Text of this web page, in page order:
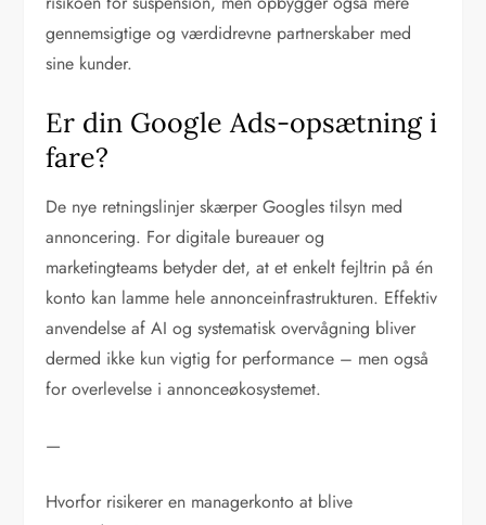
gennemsigtige og værdidrevne partnerskaber med
sine kunder.
Er din Google Ads-opsætning i
fare?
De nye retningslinjer skærper Googles tilsyn med
annoncering. For digitale bureauer og
marketingteams betyder det, at et enkelt fejltrin på én
konto kan lamme hele annonceinfrastrukturen. Effektiv
anvendelse af AI og systematisk overvågning bliver
dermed ikke kun vigtig for performance – men også
for overlevelse i annonceøkosystemet.
—
Hvorfor risikerer en managerkonto at blive